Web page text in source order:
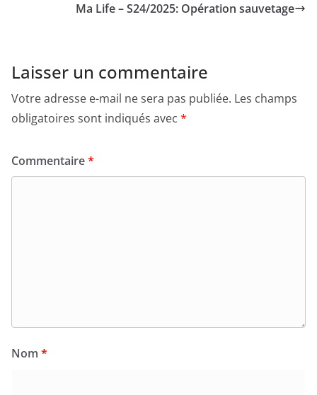
Ma Life – S24/2025: Opération sauvetage
Laisser un commentaire
Votre adresse e-mail ne sera pas publiée. Les champs
obligatoires sont indiqués avec *
Commentaire*
Nom *